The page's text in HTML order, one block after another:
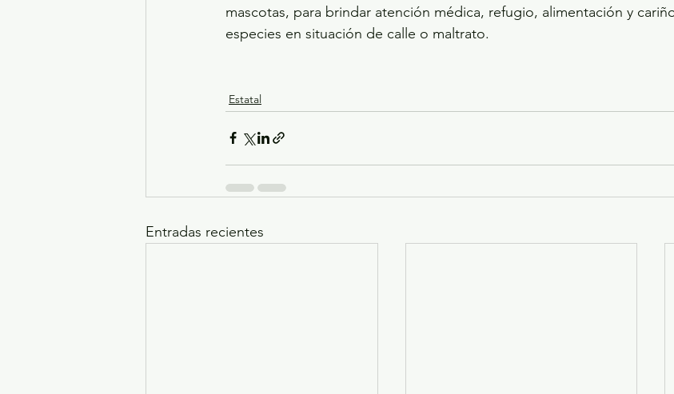
mascotas, para brindar atención médica, refugio, alimentación y
especies en situación de calle o maltrato.
Estatal
Entradas recientes